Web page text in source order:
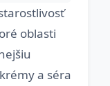
oblasti
a séra